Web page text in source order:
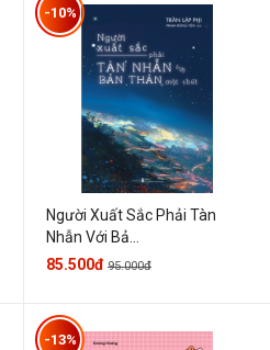
Người Xuất Sắc Phải Tàn
Nhẫn Với Bả...
-10%
85.500đ 95.000đ
-13%